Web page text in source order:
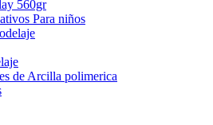
560gr
Para niños
de Arcilla polimerica